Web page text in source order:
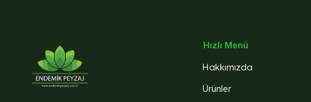
Hızlı Menü
Hakkımızda
Ürünler